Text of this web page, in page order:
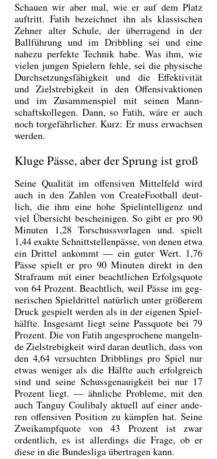
Schau­en wir aber mal, wie er auf dem Platz
auf­tritt. Fatih bezeich­net ihn als klas­si­schen
Zeh­ner alter Schu­le, der über­ra­gend in der
Ball­füh­rung und im Dribb­ling sei und eine
nahe­zu per­fek­te Tech­nik habe. Was ihm, wie
vie­len jun­gen Spie­lern feh­le, sei die phy­si­sche
Durch­set­zungs­fä­hig­keit und die Effek­ti­vi­tät
und Ziel­stre­big­keit in den Offen­siv­ak­tio­nen
und im Zusam­men­spiel mit sei­nen Mann­
schafts­kol­le­gen. Dann, so Fatih, wäre er auch
noch tor­ge­fähr­li­cher. Kurz: Er muss erwach­sen
wer­den.
Kluge Pässe, aber der Sprung ist groß
Sei­ne Qua­li­tät im offen­si­ven Mit­tel­feld wird
auch in den Zah­len von Crea­teFoot­ball deut­
lich, die ihm eine hohe Spiel­in­tel­li­genz und
viel Über­sicht beschei­ni­gen. So gibt er pro 90
Minu­ten 1,28 Tor­schuss­vor­la­gen und. spielt
1,44 exak­te Schnitt­stel­len­päs­se, von denen etwa
ein Drit­tel ankommt — ein guter Wert. 1,76
Päs­se spielt er pro 90 Minu­ten direkt in den
Straf­raum mit einer beacht­li­chen Erfolgs­quo­te
von 64 Pro­zent. Beacht­lich, weil Päs­se im geg­
ne­ri­schen Spiel­drit­tel natür­lich unter grö­ße­rem
Druck gespielt wer­den als in der eige­nen Spiel­
hälf­te. Ins­ge­samt liegt sei­ne Pass­quo­te bei 79
Pro­zent. Die von Fatih ange­spro­che­ne man­geln­
de Ziel­stre­big­keit wird dar­an deut­lich, dass von
den 4,64 ver­such­ten Dribb­lings pro Spiel nur
etwas weni­ger als die Hälf­te auch erfolg­reich
sind und sei­ne Schuss­ge­nau­ig­keit bei nur 17
Pro­zent liegt. — ähn­li­che Pro­ble­me, mit den
auch Tan­guy Cou­li­ba­ly aktu­ell auf einer ande­
ren offen­si­ven Posi­ti­on zu kämp­fen hat. Sei­ne
Zwei­kampf­quo­te von 43 Pro­zent ist zwar
ordent­lich, es ist aller­dings die Fra­ge, ob er
die­se in die Bun­des­li­ga über­tra­gen kann.